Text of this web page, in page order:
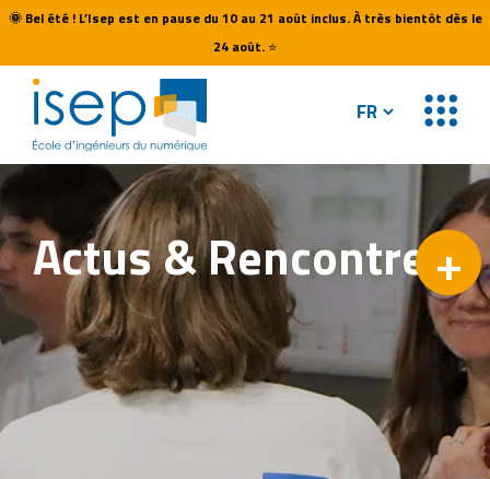
🌞Bel été ! L’Isep est en pause du 10 au 21 août inclus. À très bientôt dès le
24 août. ⭐
+
Actus &Rencontres